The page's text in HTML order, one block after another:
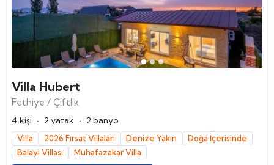
Villa Hubert
Fethiye / Çiftlik
4 kişi · 2 yatak · 2 banyo
Villa 2026 Fırsat Villaları Denize Yakın
Doğa İçerisinde
Balayı Villası
Muhafazakar Villa